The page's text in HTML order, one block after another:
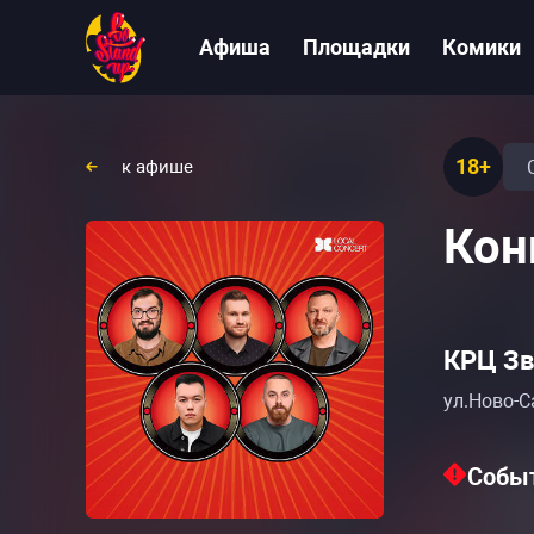
Афиша Площадки Комики
к афише 18+
КРЦ
ул.Ново-